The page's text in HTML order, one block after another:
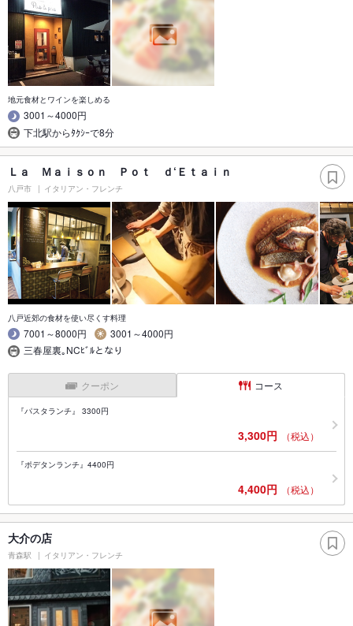
地元食材とワインを楽しめる
3001～4000円
下北駅からﾀｸｼｰで8分
Ｌａ Ｍａｉｓｏｎ Ｐｏｔ ｄ‘Ｅｔａｉｎ
八戸市 イタリアン・フレンチ
八戸近郊の食材を使い尽くす料理
7001～8000円
3001～4000円
三春屋裏｡NCﾋﾞﾙとなり
クーポン コース
『パスタランチ』 3300円
3,300円 （税込）
『ポデタンランチ』4400円
4,400円 （税込）
大介の店
青森駅 イタリアン・フレンチ